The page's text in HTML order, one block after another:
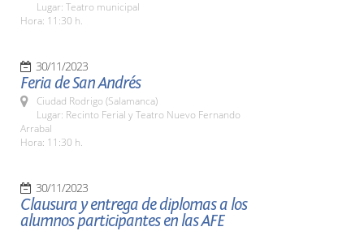
Lugar: Teatro municipal
Hora: 11:30 h.
30/11/2023
Feria de San Andrés
Ciudad Rodrigo (Salamanca)
Lugar: Recinto Ferial y Teatro Nuevo Fernando
Arrabal
Hora: 11:30 h.
30/11/2023
Clausura y entrega de diplomas a los
alumnos participantes en las AFE